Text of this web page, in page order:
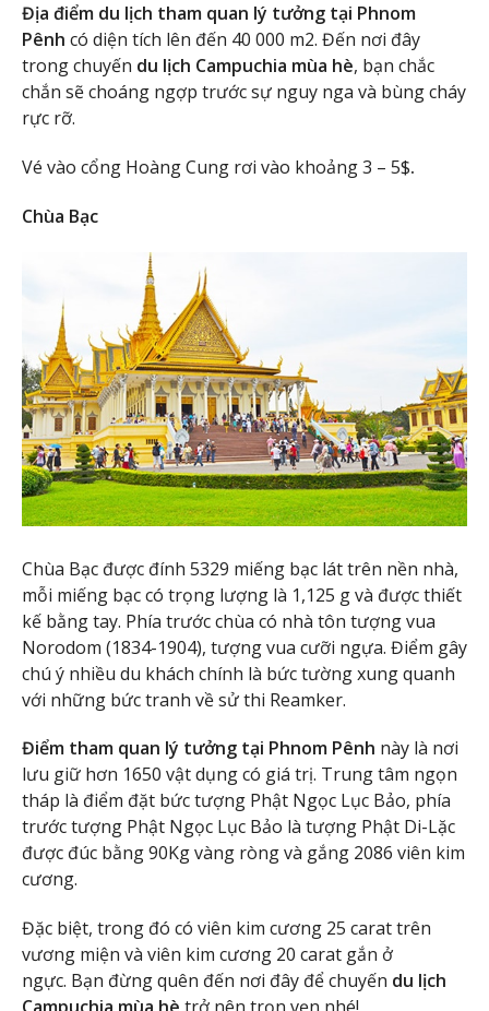
Địa điểm du lịch tham quan lý tưởng tại Phnom
Pênh có diện tích lên đến 40 000 m2. Đến nơi đây
trong chuyến du lịch Campuchia mùa hè, bạn chắc
chắn sẽ choáng ngợp trước sự nguy nga và bùng cháy
rực rỡ.
Vé vào cổng Hoàng Cung rơi vào khoảng 3 – 5$.
Chùa Bạc
Chùa Bạc được đính 5329 miếng bạc lát trên nền nhà,
mỗi miếng bạc có trọng lượng là 1,125 g và được thiết
kế bằng tay. Phía trước chùa có nhà tôn tượng vua
Norodom (1834-1904), tượng vua cưỡi ngựa. Điểm gây
chú ý nhiều du khách chính là bức tường xung quanh
với những bức tranh về sử thi Reamker.
Điểm tham quan lý tưởng tại Phnom Pênh này là nơi
lưu giữ hơn 1650 vật dụng có giá trị. Trung tâm ngọn
tháp là điểm đặt bức tượng Phật Ngọc Lục Bảo, phía
trước tượng Phật Ngọc Lục Bảo là tượng Phật Di-Lặc
được đúc bằng 90Kg vàng ròng và gắng 2086 viên kim
cương.
Đặc biệt, trong đó có viên kim cương 25 carat trên
vương miện và viên kim cương 20 carat gắn ở
ngực. Bạn đừng quên đến nơi đây để chuyến du lịch